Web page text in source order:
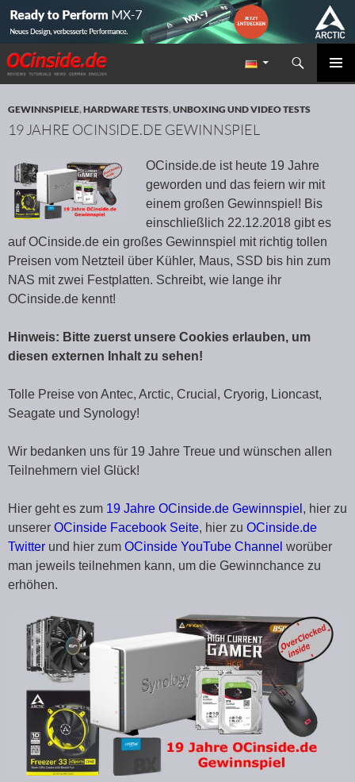
Redaktion ocinside.de PC Hardware Portal
Suchen
ZUM INHALT SPRINGEN
GEWINNSPIELE,HARDWARE TESTS,UNBOXING UND VIDEO TESTS
19 JAHRE OCINSIDE.DE GEWINNSPIEL
OCinside.de ist heute 19 Jahre
geworden und das feiern wir mit
einem großen Gewinnspiel! Bis
einschließlich 22.12.2018 gibt es
auf OCinside.de ein großes Gewinnspiel mit richtig tollen
Preisen vom Netzteil über Kühler, Maus, SSD bis hin zum
NAS mit zwei Festplatten. Schreibt, wie lange ihr
OCinside.de kennt!
Hinweis: Bitte zuerst unsere Cookies erlauben, um
diesen externen Inhalt zu sehen!
Tolle Preise von Antec, Arctic, Crucial, Cryorig, Lioncast,
Seagate und Synology!
Wir bedanken uns für 19 Jahre Treue und wünschen allen
Teilnehmern viel Glück!
Hier geht es zum 19 Jahre OCinside.de Gewinnspiel , hier zu
unserer OCinside Facebook Seite, hier zu OCinside.de
Twitter und hier zum OCinside YouTube Channel worüber
man jeweils teilnehmen kann, um die Gewinnchance zu
erhöhen.